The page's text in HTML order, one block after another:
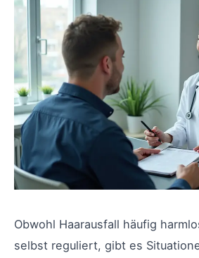
Obwohl Haarausfall häufig
selbst reguliert, gibt es